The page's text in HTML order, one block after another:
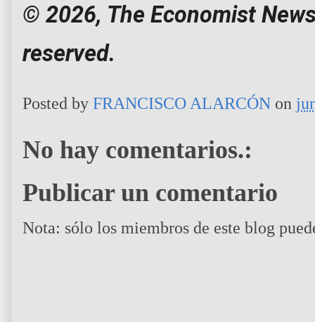
© 2026, The Economist
reserved.
Posted by FRANCISCO ALARCÓN on
No hay comentarios.:
Publicar un comentario
Nota: sólo los miembros de este blog